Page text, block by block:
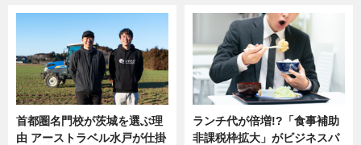
首都圏名門校が茨城を選ぶ理
由 アーストラベル水戸が仕掛
ランチ代が倍増!?「食事補助
非課税枠拡大」がビジネスパ